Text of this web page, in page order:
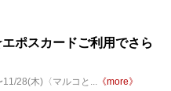
ポスカードご利用でさら
28(木)〈マルコと... 《more》